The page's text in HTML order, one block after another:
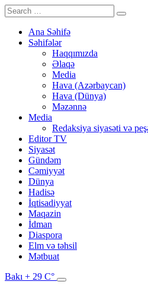
Ana Səhifə
Səhifələr
Haqqımızda
Əlaqə
Media
Hava (Azərbaycan)
Hava (Dünya)
Məzənnə
Media
Redaksiya siyasəti və
Editor TV
Siyasət
Gündəm
Cəmiyyət
Dünya
Hadisə
İqtisadiyyat
Maqazin
İdman
Diaspora
Elm və təhsil
Mətbuat
Bakı + 29 C°